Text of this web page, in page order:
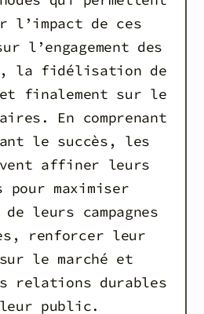
l’impact de ces
l’engagement des
la fidélisation de
finalement sur le
En comprenant
le succès, les
affiner leurs
pour maximiser
leurs campagnes
renforcer leur
le marché et
relations durables
public.